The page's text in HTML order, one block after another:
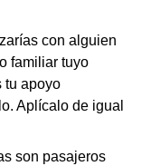
con alguien
familiar tuyo
tu apoyo
Aplícalo de igual
son pasajeros